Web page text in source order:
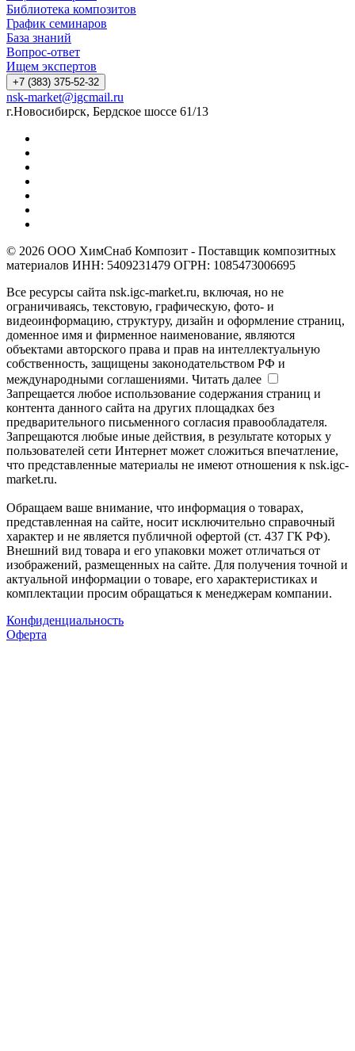
Библиотека композитов
График семинаров
База знаний
Вопрос-ответ
Ищем экспертов
+7 (383) 375-52-32
nsk-market@igcmail.ru
г.Новосибирск, Бердское шоссе 61/13
© 2026 ООО ХимСнаб Композит - Поставщик композитных
материалов ИНН: 5409231479 ОГРН: 1085473006695
Все ресурсы сайта nsk.igc-market.ru, включая, но не
ограничиваясь, текстовую, графическую, фото- и
видеоинформацию, структуру, дизайн и оформление страниц,
доменное имя и фирменное наименование, являются
объектами авторского права и прав на интеллектуальную
собственность, защищены законодательством РФ и
международными соглашениями. Читать далее
Запрещается любое использование содержания страниц и
контента данного сайта на других площадках без
предварительного письменного согласия правообладателя.
Запрещаются любые иные действия, в результате которых у
пользователей сети Интернет может сложиться впечатление,
что представленные материалы не имеют отношения к nsk.igc-
market.ru.
Обращаем ваше внимание, что информация о товарах,
представленная на сайте, носит исключительно справочный
характер и не является публичной офертой (ст. 437 ГК РФ).
Внешний вид товара и его упаковки может отличаться от
изображений, размещенных на сайте. Для получения точной и
актуальной информации о товаре, его характеристиках и
комплектации просим обращаться к менеджерам компании.
Конфиденциальность
Оферта